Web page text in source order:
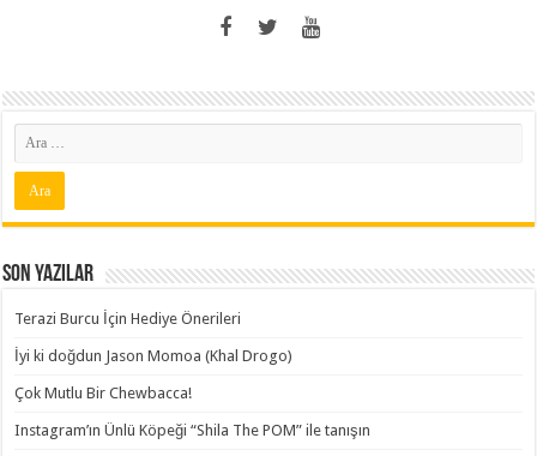
Son Yazılar
Terazi Burcu İçin Hediye Önerileri
İyi ki doğdun Jason Momoa (Khal Drogo)
Çok Mutlu Bir Chewbacca!
Instagram’ın Ünlü Köpeği “Shila The POM” ile tanışın